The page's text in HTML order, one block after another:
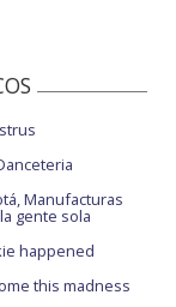
Manufacturas
gente sola
happened
this madness